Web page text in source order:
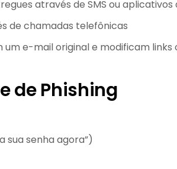
através de SMS ou aplicativos
de chamadas telefônicas
e-mail original e modificam links
de Phishing
sua senha agora”)